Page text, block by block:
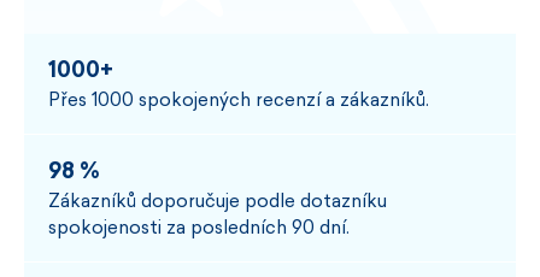
1000+
Přes 1000 spokojených recenzí a zákazníků.
98 %
Zákazníků doporučuje podle dotazníku
spokojenosti za posledních 90 dní.